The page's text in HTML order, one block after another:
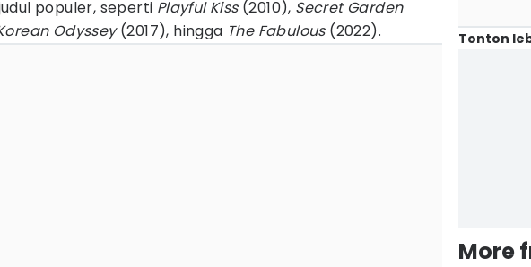
populer, seperti Playful Kiss (2010), Secret Garden
Odyssey(2017), hingga The Fabulous (2022). Tonton
More